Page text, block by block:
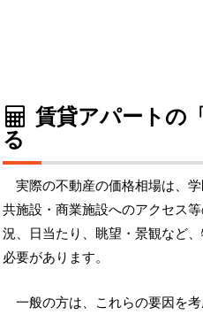
賃貸アパートの
る
実際の不動産の価格相場は、
共施設・商業施設へのアクセス
況、日当たり、眺望・景観など
必要があります。
一般の方は、これらの要因を